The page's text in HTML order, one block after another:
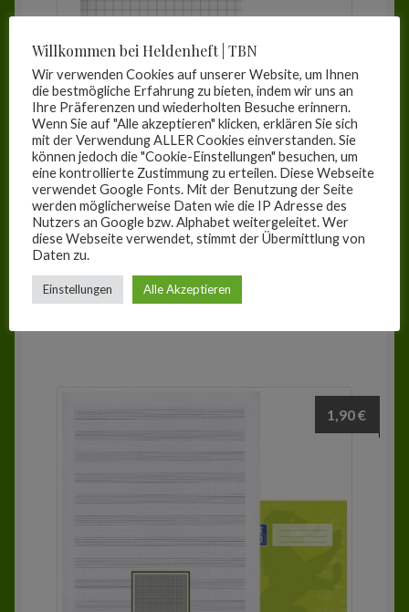
In den Warenkorb
1,90€
Willkommen bei Heldenheft | TBN
Wir verwenden Cookies auf unserer Website, um Ihnen
die bestmögliche Erfahrung zu bieten, indem wir uns an
Ihre Präferenzen und wiederholten Besuche erinnern.
Wenn Sie auf "Alle akzeptieren" klicken, erklären Sie sich
mit der Verwendung ALLER Cookies einverstanden. Sie
können jedoch die "Cookie-Einstellungen" besuchen, um
eine kontrollierte Zustimmung zu erteilen. Diese Webseite
verwendet Google Fonts. Mit der Benutzung der Seite
werden möglicherweise Daten wie die IP Adresse des
Nutzers an Google bzw. Alphabet weitergeleitet. Wer
diese Webseite verwendet, stimmt der Übermittlung von
Daten zu.
Einstellungen Alle Akzeptieren